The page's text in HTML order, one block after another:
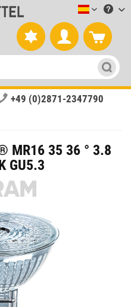
+49 (0)2871-2347790
MR16 35 36 ° 3.8
GU5.3